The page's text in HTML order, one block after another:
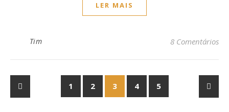
LER MAIS
Tim 8 Comentários
1 2 3 4 5